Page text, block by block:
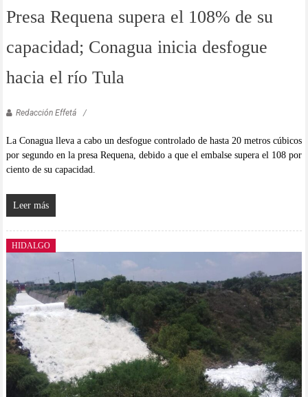
Presa Requena supera el 108% de su
capacidad; Conagua inicia desfogue
hacia el río Tula
Redacción Effetá
La Conagua lleva a cabo un desfogue controlado de hasta 20 metros cúbicos
por segundo en la presa Requena, debido a que el embalse supera el 108 por
ciento de su capacidad.
Leer más
HIDALGO